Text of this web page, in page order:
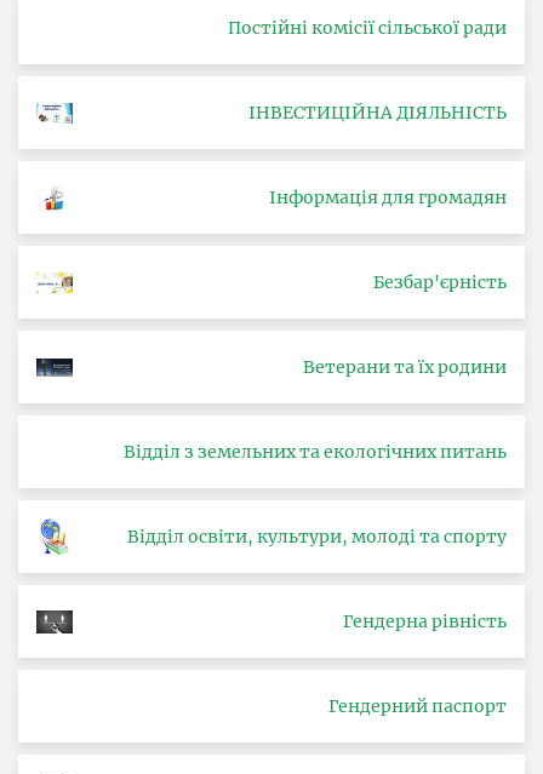
Постійні комісії сільської ради
ІНВЕСТИЦІЙНА ДІЯЛЬНІСТЬ
Інформація для громадян
Безбар'єрність
Ветерани та їх родини
Відділ з земельних та екологічних питань
Відділ освіти, культури, молоді та спорту
Гендерна рівність
Гендерний паспорт